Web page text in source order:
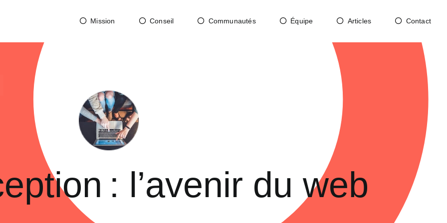
Mission Conseil Communautés Équipe Articles Contact
: l’avenir du web